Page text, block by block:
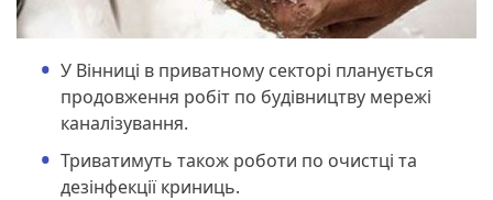
У Вінниці в приватному секторі планується
продовження робіт по будівництву мережі
каналізування.
Триватимуть також роботи по очистці та
дезінфекції криниць.